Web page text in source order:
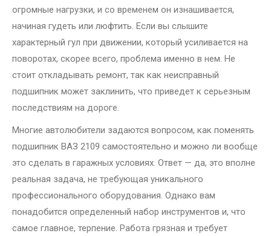
огромные нагрузки, и со временем он изнашивается,
начиная гудеть или люфтить. Если вы слышите
характерный гул при движении, который усиливается на
поворотах, скорее всего, проблема именно в нем. Не
стоит откладывать ремонт, так как неисправный
подшипник может заклинить, что приведет к серьезным
последствиям на дороге.
Многие автолюбители задаются вопросом, как поменять
подшипник ВАЗ 2109 самостоятельно и можно ли вообще
это сделать в гаражных условиях. Ответ — да, это вполне
реальная задача, не требующая уникального
профессионального оборудования. Однако вам
понадобится определенный набор инструментов и, что
самое главное, терпение. Работа грязная и требует